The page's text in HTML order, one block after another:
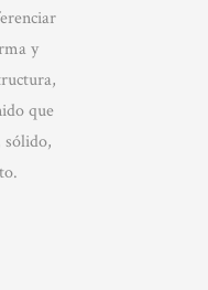
y
que
sólido,